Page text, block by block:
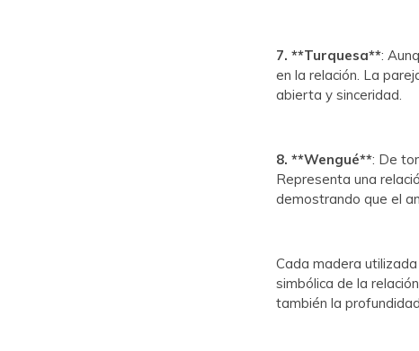
7. **Turquesa**:
en la relación. La
abierta y sinceridad.
8. **Wengué**: De
Representa una
demostrando que el
Cada madera
simbólica de la
también la